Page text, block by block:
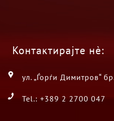
Контактирајте нè:
ул. „Ѓорѓи Димитров“
Tel.: +389 2 2700 047